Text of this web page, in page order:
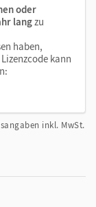
oder
langzu
haben,
kann
inkl. MwSt.